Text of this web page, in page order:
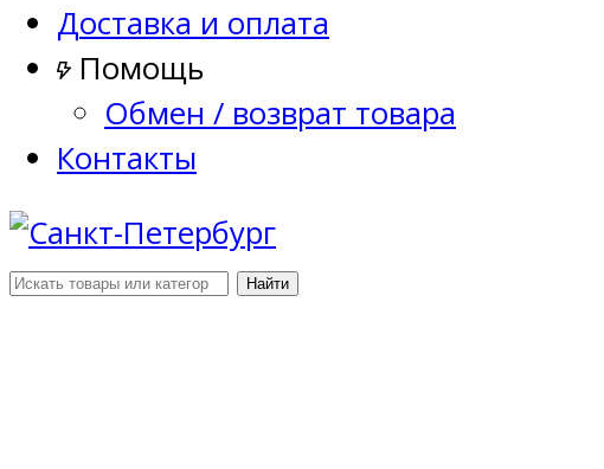
Доставка и оплата
Помощь
Обмен / возврат товара
Контакты
Найти